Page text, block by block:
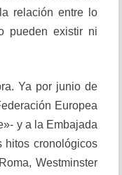
relación entre lo
pueden existir ni
Ya por junio de
Europea
y a la Embajada
hitos cronológicos
Westminster